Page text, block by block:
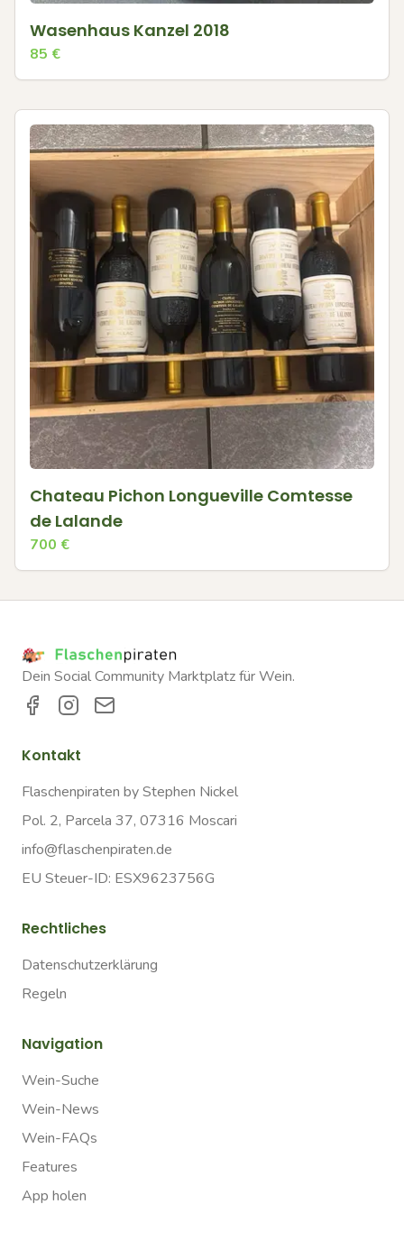
Wasenhaus Kanzel 2018
85 €
Chateau Pichon Longueville Comtesse
de Lalande
700 €
Dein Social Community Marktplatz für Wein.
Kontakt
Flaschenpiraten by Stephen Nickel
Pol. 2, Parcela 37, 07316 Moscari
info@flaschenpiraten.de
EU Steuer-ID: ESX9623756G
Rechtliches
Datenschutzerklärung
Regeln
Navigation
Wein-Suche
Wein-News
Wein-FAQs
Features
App holen